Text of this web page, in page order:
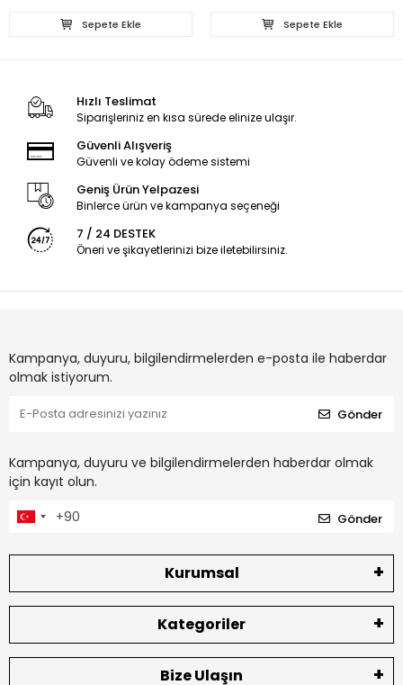
Sepete Ekle Sepete Ekle
Hızlı Teslimat
Siparişleriniz en kısa sürede elinize ulaşır.
Güvenli Alışveriş
Güvenli ve kolay ödeme sistemi
Geniş Ürün Yelpazesi
Binlerce ürün ve kampanya seçeneği
7 / 24 DESTEK
Öneri ve şikayetlerinizi bize iletebilirsiniz.
Kampanya, duyuru, bilgilendirmelerden e-posta ile haberdar
olmak istiyorum.
Gönder
Kampanya, duyuru ve bilgilendirmelerden haberdar olmak
için kayıt olun.
Gönder
Kurumsal
Kategoriler
Bize Ulaşın